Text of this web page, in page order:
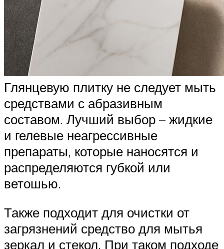
Глянцевую плитку не следует мыть
средствами с абразивным
составом. Лучший выбор – жидкие
и гелевые неагрессивные
препараты, которые наносятся и
распределяются губкой или
ветошью.
Также подходит для очистки от
загрязнений средство для мытья
зеркал и стекол. При таком подходе